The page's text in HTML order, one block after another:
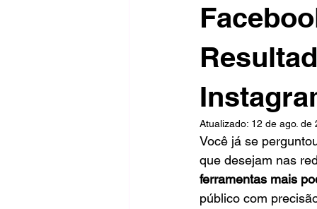
Atualizado: 12 de ago. de
Você já se
que desejam nas
ferramentas mais
público com